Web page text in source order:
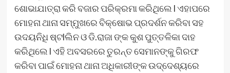
ଶୋଭାଯାତ୍ରା କରି ବଜାର ପରିକ୍ରମା କରିଥିଲେ l ଏହାପରେ
ମୋହନା ଥାନା ସମ୍ମୁଖରେ ବିକ୍ଷୋଭ ପ୍ରଦର୍ଶନ କରିବା ସହ
ଉଦୟନିଧି ଷ୍ଟlଲିନ ଓ ଡି.ରାଜା ଙ୍କ କୁଶ ପୁତ୍ତଳିକା ଦାହ
କରିଥିଲେ l ଏହି ଅବସରରେ ତୁରନ୍ତ ସେମାନଙ୍କୁ ଗିରଫ
କରିବା ପାଇଁ ମୋହନା ଥାନା ଅଧିକାରୀଙ୍କ ଉଦ୍ଦେଶ୍ୟରେ